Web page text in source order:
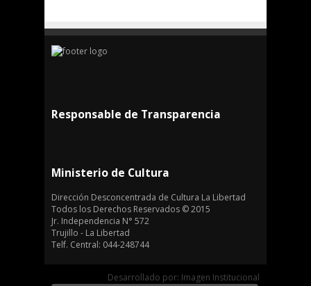
Responsable de Transparencia
Ministerio de Cultura
Dirección Desconcentrada de Cultura La Libertad
Todos los Derechos Reservados © 2015
Jr. Independencia N° 572
Trujillo - La Libertad
Telf. Central: 044-248744
Desarrollado por: Imagen Institucional